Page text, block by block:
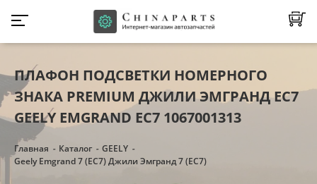
ПЛАФОН ПОДСВЕТКИ НОМЕРНОГО
ЗНАКА PREMIUM ДЖИЛИ ЭМГРАНД ЕС7
GEELY EMGRAND EC7 1067001313
Главная Каталог
GEELY
Geely Emgrand 7 (EC7) Джили Эмгранд 7 (ЕC7)